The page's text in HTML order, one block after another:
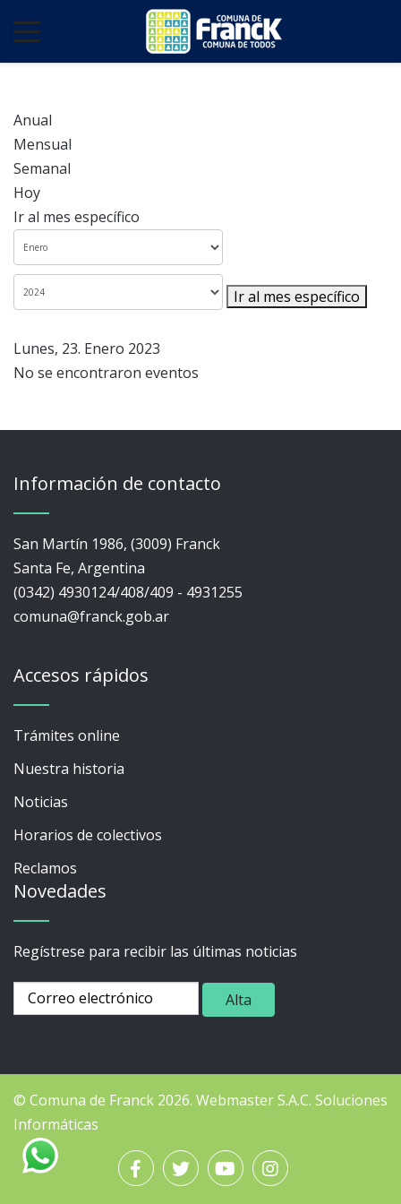
Anual
Mensual
Semanal
Hoy
Ir al mes específico
Ir al mes específico
Lunes, 23. Enero 2023
No se encontraron eventos
Información de contacto
San Martín 1986, (3009) Franck
Santa Fe, Argentina
(0342) 4930124/408/409 - 4931255
comuna@franck.gob.ar
Accesos rápidos
Trámites online
Nuestra historia
Noticias
Horarios de colectivos
Reclamos
Novedades
Regístrese para recibir las últimas noticias
© Comuna de Franck 2026. WebmasterS.A.C. Soluciones
Informáticas